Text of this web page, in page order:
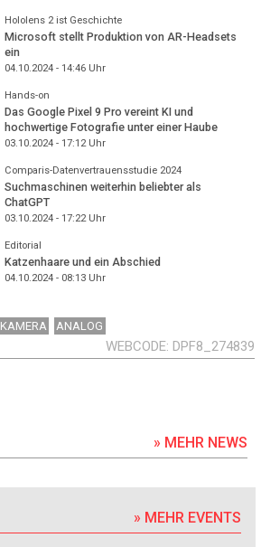
Hololens 2 ist Geschichte
Microsoft stellt Produktion von AR-Headsets
ein
04.10.2024 - 14:46Uhr
Hands-on
Das Google Pixel 9 Pro vereint KI und
hochwertige Fotografie unter einer Haube
03.10.2024 - 17:12Uhr
Comparis-Datenvertrauensstudie 2024
Suchmaschinen weiterhin beliebter als
ChatGPT
03.10.2024 - 17:22Uhr
Editorial
Katzenhaare und ein Abschied
04.10.2024 - 08:13Uhr
KAMERA ANALOG
WEBCODE DPF8_274839
» MEHR NEWS
» MEHR EVENTS